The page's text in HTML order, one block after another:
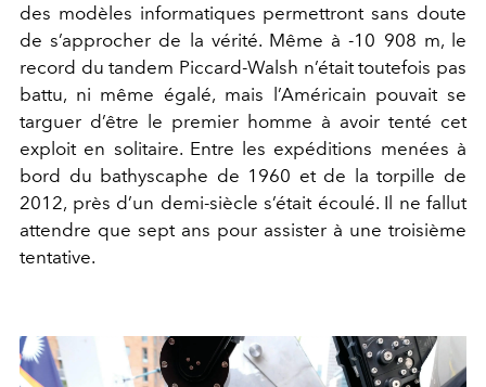
des modèles informatiques permettront sans doute
de s’approcher de la vérité. Même à -10 908 m, le
record du tandem Piccard-Walsh n’était toutefois pas
battu, ni même égalé, mais l’Américain pouvait se
targuer d’être le premier homme à avoir tenté cet
exploit en solitaire. Entre les expéditions menées à
bord du bathyscaphe de 1960 et de la torpille de
2012, près d’un demi-siècle s’était écoulé. Il ne fallut
attendre que sept ans pour assister à une troisième
tentative.